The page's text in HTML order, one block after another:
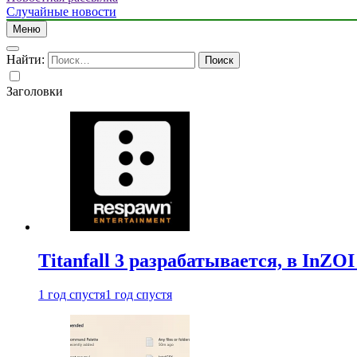
Случайные новости
Меню
Найти:
Заголовки
Titanfall 3 разрабатывается, в
1 год спустя1 год спустя